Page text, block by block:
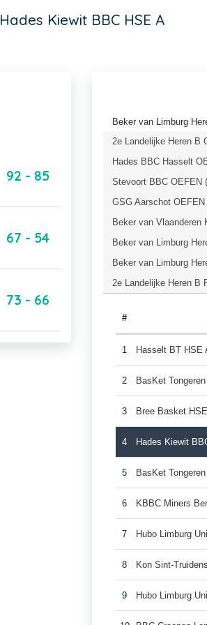
Hades Kiewit BBC HSE A
92 - 85
67 - 54
73 - 66
Beker van Limburg
2e Landelijke Heren B
Hades BBC Hasselt
Stevoort BBC OEFEN
GSG Aarschot
Beker van Vlaanderen
Beker van Limburg
Beker van Limburg
2e Landelijke Heren B
#
1 Hasselt BT HSE
2 BasKet
3 Bree Basket
4 Hades Kiewit
5 BasKet
6 KBBC Miners
7 Hubo Limburg
8 Kon Sint-
9 Hubo Limburg